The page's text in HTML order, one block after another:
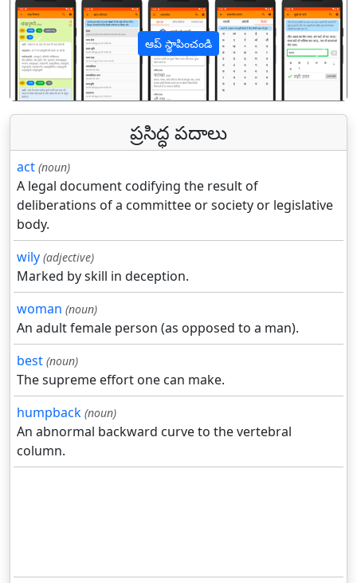
ఆప్ స్థాపించండి
पिछला
ప్రసిద్ధ పదాలు
act (noun)
A legal document codifying the result of
deliberations of a committee or society or legislative
body.
wily (adjective)
Marked by skill in deception.
woman (noun)
An adult female person (as opposed to a man).
best (noun)
The supreme effort one can make.
humpback (noun)
An abnormal backward curve to the vertebral
column.